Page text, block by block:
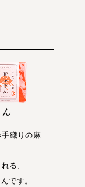
織りの麻
る、
です。